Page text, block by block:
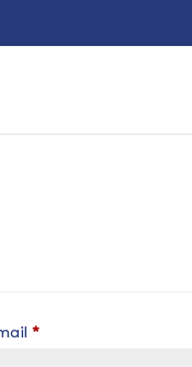
*Obligatoire